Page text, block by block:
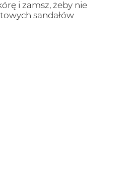
i zamsz, żeby nie
sandałów